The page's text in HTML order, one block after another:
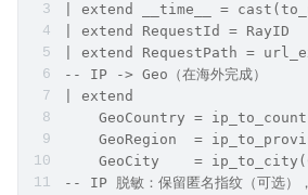
| extend __time__ =
| extend RequestId = RayID
| extend RequestPath =
-- IP -> Geo（在海外完成）
| extend
GeoCountry =
GeoRegion  =
GeoCity    =
-- IP 脱敏：保留匿名指纹（可选）